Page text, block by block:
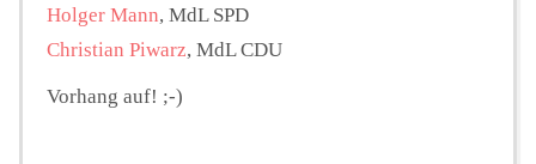
Holger Mann, MdL SPD
Christian Piwarz, MdL CDU
Vorhang auf! ;-)